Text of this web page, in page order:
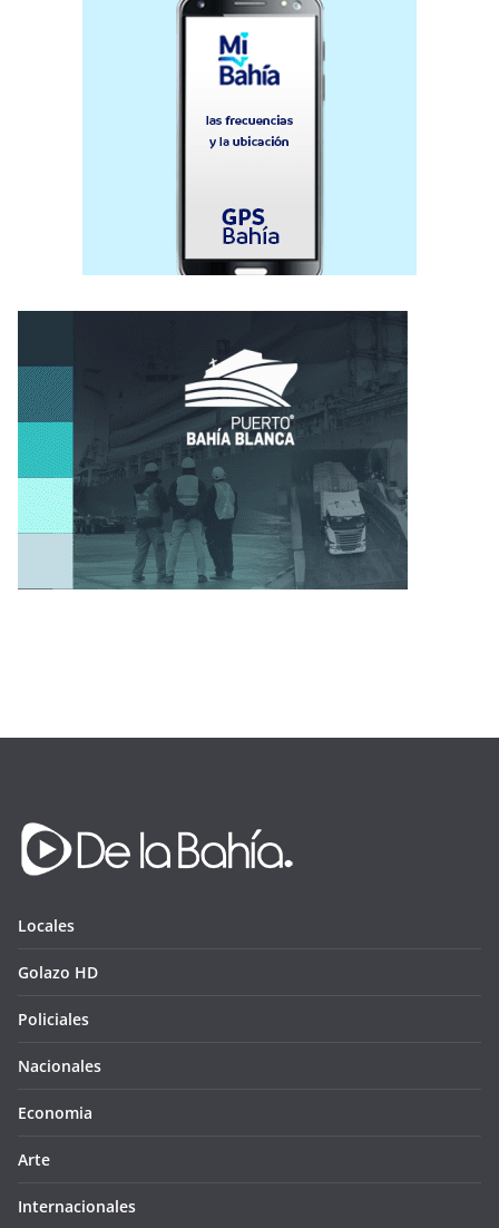
Locales
Golazo HD
Policiales
Nacionales
Economia
Arte
Internacionales